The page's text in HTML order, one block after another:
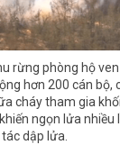
rừng phòng hộ
hơn 200 cán bộ,
cháy tham gia
ngọn lửa
dập lửa.